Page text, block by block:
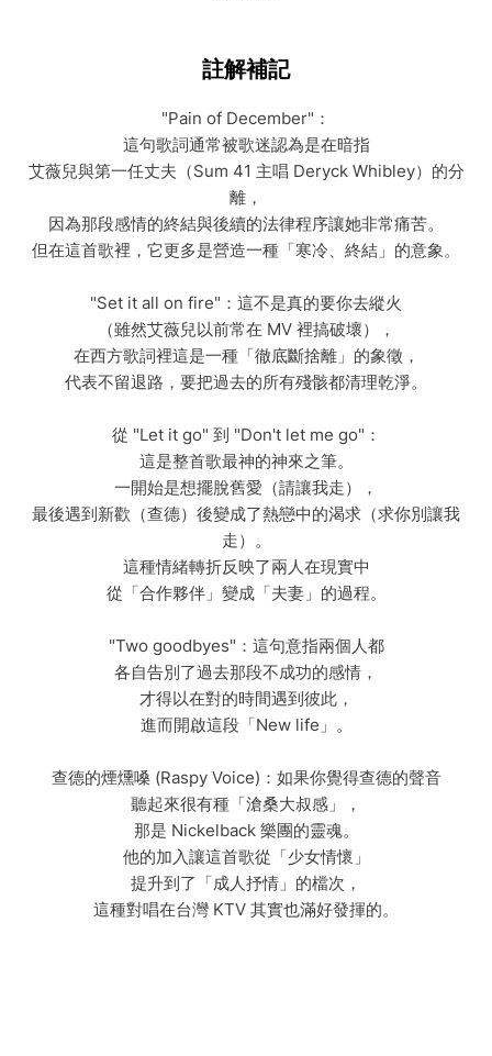
註解補記
"Pain of December"：
這句歌詞通常被歌迷認為是在暗指
艾薇兒與第一任丈夫（Sum 41 主唱 Deryck Whibley）的分
離，
因為那段感情的終結與後續的法律程序讓她非常痛苦。
但在這首歌裡，它更多是營造一種「寒冷、終結」的意象。
"Set it all on fire"：這不是真的要你去縱火
（雖然艾薇兒以前常在 MV 裡搞破壞），
在西方歌詞裡這是一種「徹底斷捨離」的象徵，
代表不留退路，要把過去的所有殘骸都清理乾淨。
從 "Let it go" 到 "Don't let me go"：
這是整首歌最神的神來之筆。
一開始是想擺脫舊愛（請讓我走），
最後遇到新歡（查德）後變成了熱戀中的渴求（求你別讓我
走）。
這種情緒轉折反映了兩人在現實中
從「合作夥伴」變成「夫妻」的過程。
"Two goodbyes"：這句意指兩個人都
各自告別了過去那段不成功的感情，
才得以在對的時間遇到彼此，
進而開啟這段「New life」。
查德的煙燻嗓 (Raspy Voice)：如果你覺得查德的聲音
聽起來很有種「滄桑大叔感」，
那是 Nickelback 樂團的靈魂。
他的加入讓這首歌從「少女情懷」
提升到了「成人抒情」的檔次，
這種對唱在台灣 KTV 其實也滿好發揮的。